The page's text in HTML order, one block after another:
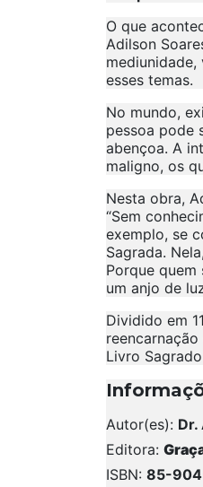
O que
Adilson
esses temas.
No mundo,
pessoa pode
abençoa. A
maligno, os
Nesta obra,
“Sem
exemplo, se
Sagrada.
Porque
um anjo de
Dividido em
Livro
Autor(es): Dr.
Editora:
ISBN: 85-